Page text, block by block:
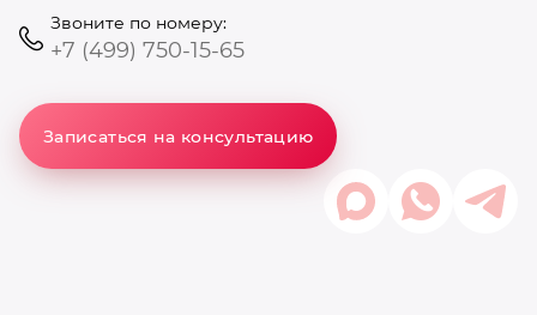
Звоните по номеру:
+7 (499) 750-15-65
Записаться на консультацию